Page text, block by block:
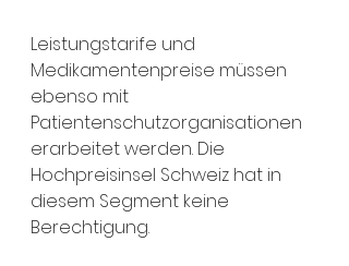
Leistungstarife und
Medikamentenpreise müssen
ebenso mit
Patientenschutzorganisationen
erarbeitet werden. Die
Hochpreisinsel Schweiz hat in
diesem Segment keine
Berechtigung.